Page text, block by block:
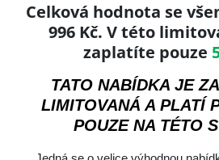
Celková hodnota se
996 Kč. V této
zaplatíte pouze
TATO NABÍDKA JE
LIMITOVANÁ A PLATÍ
POUZE NA TÉTO